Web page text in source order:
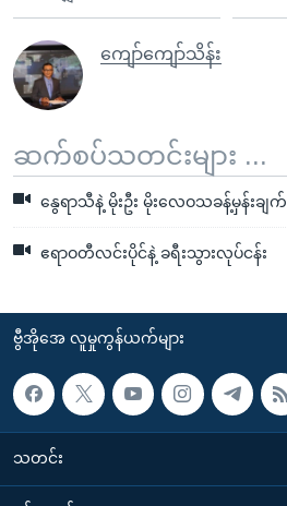
ကျော်ကျော်သိန်း
ဆက်စပ်သတင်းများ ...
နွေရာသီနဲ့ မိုးဦး မိုးလေဝသခန့်မှန်းချက်
ဧရာဝတီလင်းပိုင်နဲ့ ခရီးသွားလုပ်ငန်း
ဗွီအိုအေ လူမှုကွန်ယက်များ
သတင်း